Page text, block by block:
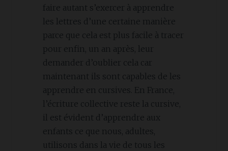
faire autant s’exercer à apprendre
les lettres d’une certaine manière
parce que cela est plus facile à tracer
pour enfin, un an après, leur
demander d’oublier cela car
maintenant ils sont capables de les
apprendre en cursives. En France,
l’écriture collective reste la cursive,
il est évident d’apprendre aux
enfants ce que nous, adultes,
utilisons dans la vie de tous les